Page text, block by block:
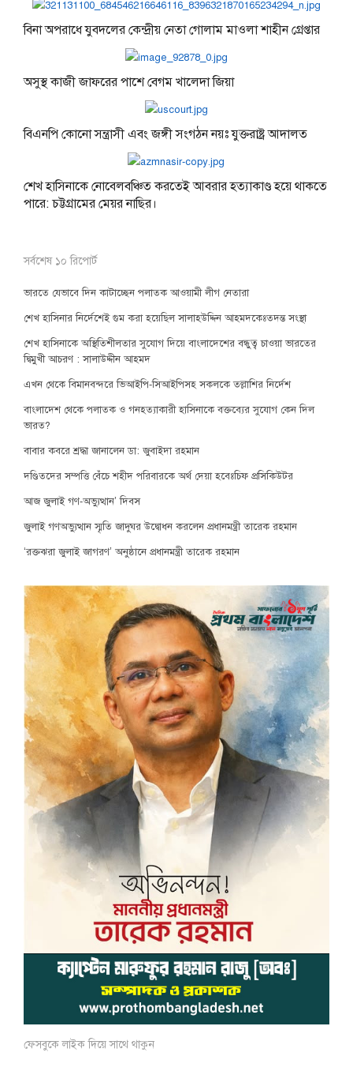
বিনা অপরাধে যুবদলের কেন্দ্রীয় নেতা গোলাম মাওলা শাহীন গ্রেপ্তার
অসুস্থ কাজী জাফরের পাশে বেগম খালেদা জিয়া
বিএনপি কোনো সন্ত্রাসী এবং জঙ্গী সংগঠন নয়ঃ যুক্তরাষ্ট্র আদালত
শেখ হাসিনাকে নোবেলবঞ্চিত করতেই আবরার হত্যাকাণ্ড হয়ে থাকতে
পারে: চট্টগ্রামের মেয়র নাছির।
সর্বশেষ ১০ রিপোর্ট
ভারতে যেভাবে দিন কাটাচ্ছেন পলাতক আওয়ামী লীগ নেতারা
শেখ হাসিনার নির্দেশেই গুম করা হয়েছিল সালাহউদ্দিন আহমদকেঃতদন্ত সংস্থা
শেখ হাসিনাকে অস্থিতিশীলতার সুযোগ দিয়ে বাংলাদেশের বন্ধুত্ব চাওয়া ভারতের
দ্বিমুখী আচরণ : সালাউদ্দীন আহমদ
এখন থেকে বিমানবন্দরে ভিআইপি-সিআইপিসহ সকলকে তল্লাশির নির্দেশ
বাংলাদেশ থেকে পলাতক ও গনহত্যাকারী হাসিনাকে বক্তব্যের সুযোগ কেন দিল
ভারত?
বাবার কবরে শ্রদ্ধা জানালেন ডা: জুবাইদা রহমান
দণ্ডিতদের সম্পত্তি বেঁচে শহীদ পরিবারকে অর্থ দেয়া হবেঃচিফ প্রসিকিউটর
আজ জুলাই গণ-অভ্যুত্থান’ দিবস
জুলাই গণঅভ্যুত্থান স্মৃতি জাদুঘর উদ্বোধন করলেন প্রধানমন্ত্রী তারেক রহমান
‘রক্তঝরা জুলাই জাগরণ’ অনুষ্ঠানে প্রধানমন্ত্রী তারেক রহমান
ফেসবুকে লাইক দিয়ে সাথে থাকুন